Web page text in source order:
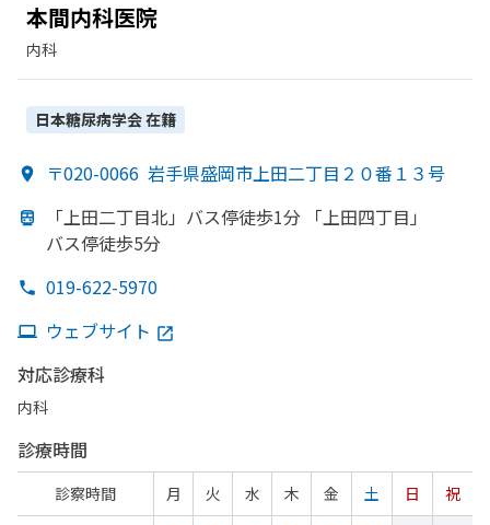
本間内科医院
内科
日本糖尿病学会在籍
〒020-0066 岩手県盛岡市上田二丁目２０番１３号
「上田二丁目北」 バス停徒歩1分 「上田四丁目」
バス停徒歩5分
019-622-5970
ウェブサイト
対応診療科
内科
診療時間
診察時間 月 火 水 木 金 土 日
祝